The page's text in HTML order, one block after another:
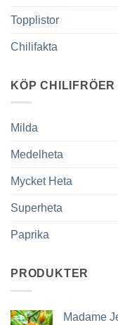
Topplistor
Chilifakta
KÖP CHILIFRÖER
Milda
Medelheta
Mycket Heta
Superheta
Paprika
PRODUKTER
Madame